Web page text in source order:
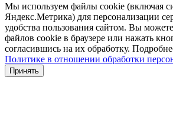
Мы используем файлы cookie (включая
Яндекс.Метрика) для персонализации
удобства пользования сайтом. Вы
файлов cookie в браузере или нажать
согласившись на их обработку.
Политике в отношении обработки
Принять